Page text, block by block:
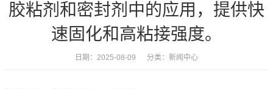
胶粘剂和密封剂中的应用，提供快
速固化和高粘接强度。
日期：2025-08-09 分类： 新闻中心